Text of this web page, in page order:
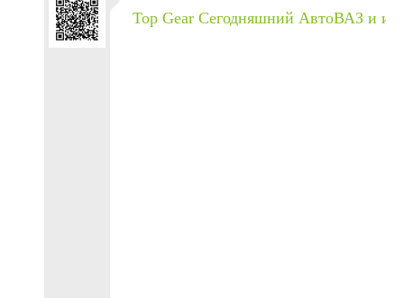
Top Gear Сегодняшний АвтоВАЗ и